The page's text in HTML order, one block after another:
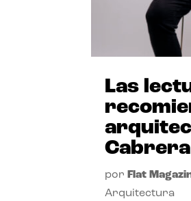
Las
Cabrera
por Flat
Arquitectura